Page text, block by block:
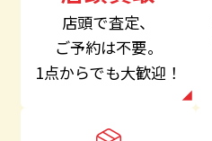
店頭で査定、
ご予約は不要。
1点からでも大歓迎！